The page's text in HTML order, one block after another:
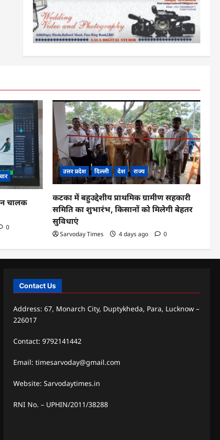
चालक
0
उत्तर प्रदेश दिल्ली देश राज्य
कटका में बहुउद्देशीय प्राथमिक ग्रामीण सहकारी
समिति का शुभारंभ, किसानों को मिलेगी बेहतर
सुविधाएं
Sarvoday Times 4 days ago 0
Contact Us
Address: 67, Monarch City, Duptykheda, Para, Lucknow –
226017
Contact: 9792141442
Email: timesarvoday@gmail.com
Website: Sarvodaytimes.in
RNI No. – UPHIN/2011/38288